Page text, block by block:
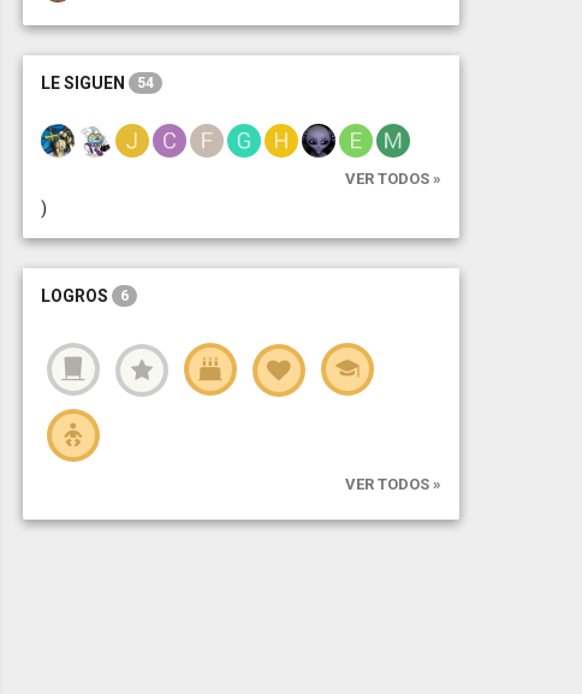
LE SIGUEN 54
VER TODOS »
)
LOGROS 6
VER TODOS »